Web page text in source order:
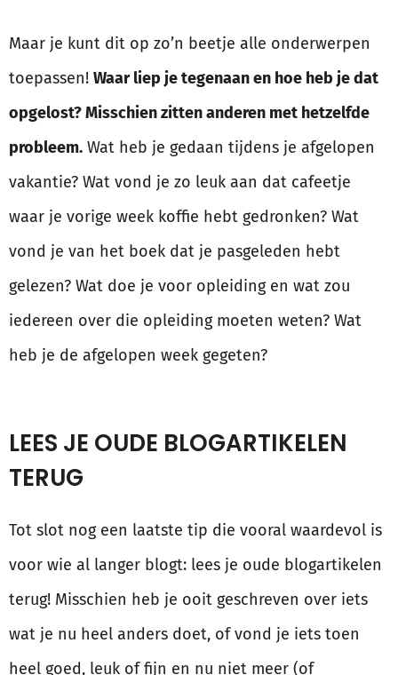
Maar je kunt dit op zo’n beetje alle onderwerpen
toepassen! Waar liep je tegenaan en hoe heb je dat
opgelost? Misschien zitten anderen met hetzelfde
probleem. Wat heb je gedaan tijdens je afgelopen
vakantie? Wat vond je zo leuk aan dat cafeetje
waar je vorige week koffie hebt gedronken? Wat
vond je van het boek dat je pasgeleden hebt
gelezen? Wat doe je voor opleiding en wat zou
iedereen over die opleiding moeten weten? Wat
heb je de afgelopen week gegeten?
LEES JE OUDE BLOGARTIKELEN
TERUG
Tot slot nog een laatste tip die vooral waardevol is
voor wie al langer blogt: lees je oude blogartikelen
terug! Misschien heb je ooit geschreven over iets
wat je nu heel anders doet, of vond je iets toen
heel goed, leuk of fijn en nu niet meer (of